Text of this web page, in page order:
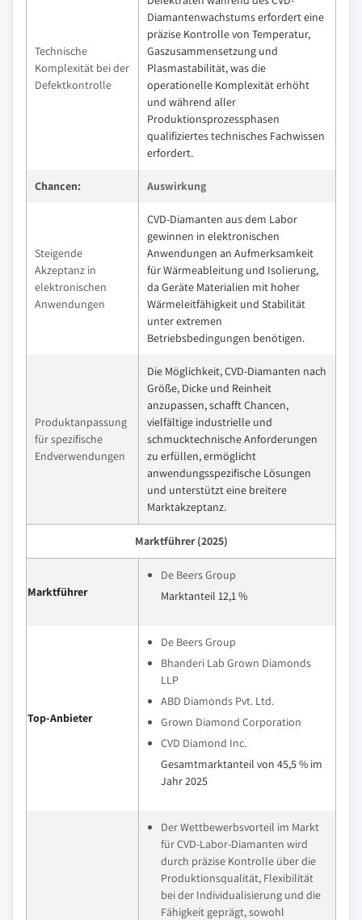
Technische
Komplexität bei der
Defektkontrolle
Diamantenwachstums erfordert eine
präzise Kontrolle von Temperatur,
Gaszusammensetzung und
Plasmastabilität, was die
operationelle Komplexität erhöht
und während aller
Produktionsprozessphasen
qualifiziertes technisches Fachwissen
erfordert.
Chancen: Auswirkung
Steigende
Akzeptanz in
elektronischen
Anwendungen
CVD-Diamanten aus dem Labor
gewinnen in elektronischen
Anwendungen an Aufmerksamkeit
für Wärmeableitung und Isolierung,
da Geräte Materialien mit hoher
Wärmeleitfähigkeit und Stabilität
unter extremen
Betriebsbedingungen benötigen.
Produktanpassung
für spezifische
Endverwendungen
Die Möglichkeit, CVD-Diamanten nach
Größe, Dicke und Reinheit
anzupassen, schafft Chancen,
vielfältige industrielle und
schmucktechnische Anforderungen
zu erfüllen, ermöglicht
anwendungsspezifische Lösungen
und unterstützt eine breitere
Marktakzeptanz.
Marktführer (2025)
Marktführer
De Beers Group
Marktanteil 12,1 %
Top-Anbieter
De Beers Group
Bhanderi Lab Grown Diamonds
LLP
ABD Diamonds Pvt. Ltd.
Grown Diamond Corporation
CVD Diamond Inc.
Gesamtmarktanteil von 45,5 % im
Jahr 2025
Der Wettbewerbsvorteil im Markt
für CVD-Labor-Diamanten wird
durch präzise Kontrolle über die
Produktionsqualität, Flexibilität
bei der Individualisierung und die
Fähigkeit geprägt, sowohl